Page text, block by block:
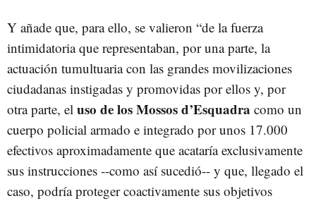
Y añade que, para ello, se valieron “de la fuerza
intimidatoria que representaban, por una parte, la
actuación tumultuaria con las grandes movilizaciones
ciudadanas instigadas y promovidas por ellos y, por
otra parte, el uso de los Mossos d’Esquadra como un
cuerpo policial armado e integrado por unos 17.000
efectivos aproximadamente que acataría exclusivamente
sus instrucciones --como así sucedió-- y que, llegado el
caso, podría proteger coactivamente sus objetivos